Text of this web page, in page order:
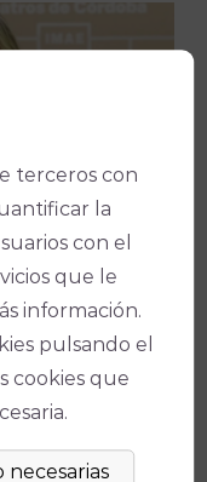
la temporada
del
terceros con
la
con el
que le
información.
pulsando el
cookies que